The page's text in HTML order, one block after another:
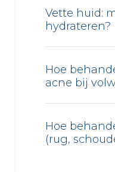
Vette huid:
hydrateren?
Hoe
acne bij
Hoe
(rug,